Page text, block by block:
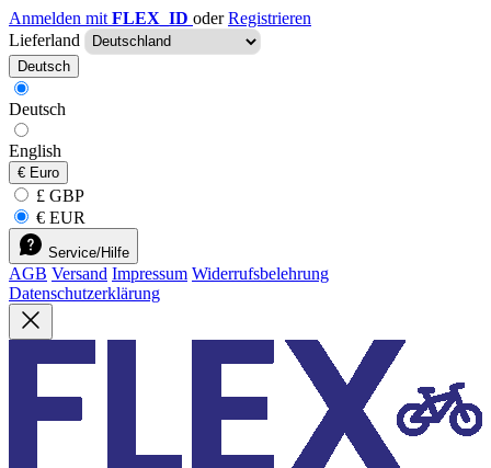
Anmelden mit FLEX_ID oder Registrieren
Lieferland
Deutsch
Deutsch
English
€ Euro
£ GBP
€ EUR
Service/Hilfe
AGB Versand Impressum Widerrufsbelehrung
Datenschutzerklärung